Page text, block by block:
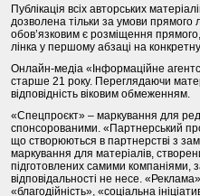
Публікація всіх авторських
дозволена тільки за умови прямого
обов’язковим є розміщення
лінка у першому абзаці на
Онлайн-медіа «Інформаційне
старше 21 року. Переглядаючи
відповідність віковим обмеженням.
«Спецпроєкт» – маркування для
спонсорованими. «Партнерський
що створюються в партнерстві з
маркування для матеріалів,
підготовлених самими компаніями,
відповідальності не несе.
«благодійність», «соціальна